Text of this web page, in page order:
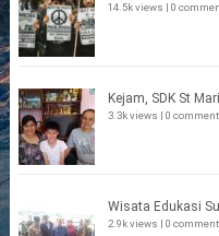
14.5k views | 0
Kejam, SDK St
3.3k views | 0
Wisata Edukasi
2.9k views | 0